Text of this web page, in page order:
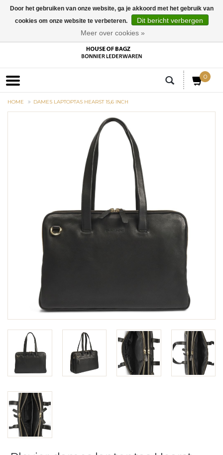
0
HOME DAMES LAPTOPTAS HEARST 15,6 INCH
Door het gebruiken van onze website, ga je akkoord met het gebruik van
cookies om onze website te verbeteren.
Dit bericht verbergen
Meer over cookies »